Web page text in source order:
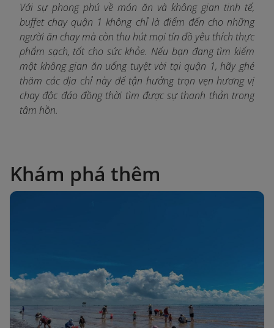
Với sự phong phú về món ăn và không gian tinh tế,
buffet chay quận 1 không chỉ là điểm đến cho những
người ăn chay mà còn thu hút mọi tín đồ yêu thích thực
phẩm sạch, tốt cho sức khỏe. Nếu bạn đang tìm kiếm
một không gian ăn uống tuyệt vời tại quận 1, hãy ghé
thăm các địa chỉ này để tận hưởng trọn vẹn hương vị
chay độc đáo đồng thời tìm được sự thanh thản trong
tâm hồn.
Khám phá thêm